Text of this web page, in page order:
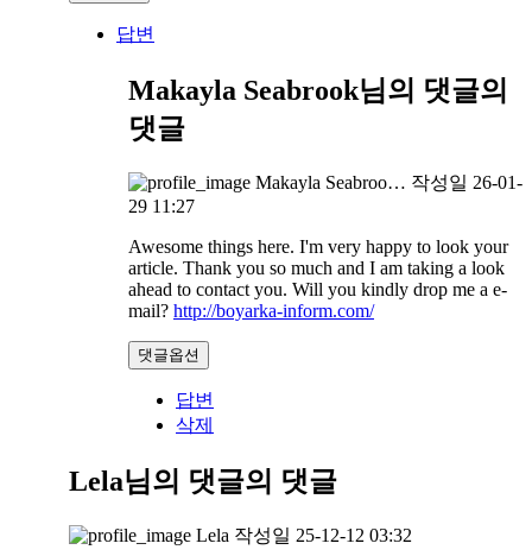
답변
Makayla Seabrook님의 댓글의
댓글
Makayla Seabroo… 작성일 26-01-
29 11:27
Awesome things here. I'm very happy to look your
article. Thank you so much and I am taking a look
ahead to contact you. Will you kindly drop me a e-
mail? http://boyarka-inform.com/
댓글옵션
답변
삭제
Lela님의 댓글의 댓글
Lela 작성일 25-12-12 03:32